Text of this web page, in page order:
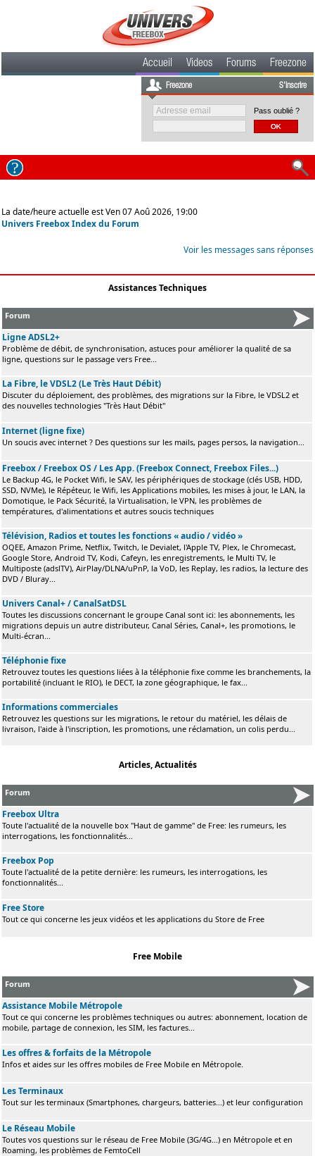
Accueil Videos Forums Freezone
Freezone S'inscrire
Pass oublié ?
La date/heure actuelle est Ven 07 Aoû 2026, 19:00
Univers Freebox Index du Forum
Voir les messages sans réponses
Assistances Techniques
Forum
Ligne ADSL2+
Problème de débit, de synchronisation, astuces pour améliorer la qualité de sa
ligne, questions sur le passage vers Free...
La Fibre, le VDSL2 (Le Très Haut Débit)
Discuter du déploiement, des problèmes, des migrations sur la Fibre, le VDSL2 et
des nouvelles technologies "Très Haut Débit"
Internet (ligne fixe)
Un soucis avec internet ? Des questions sur les mails, pages persos, la navigation...
Freebox / Freebox OS / Les App. (Freebox Connect, Freebox Files...)
Le Backup 4G, le Pocket Wifi, le SAV, les périphériques de stockage (clés USB, HDD,
SSD, NVMe), le Répéteur, le Wifi, les Applications mobiles, les mises à jour, le LAN, la
Domotique, le Pack Sécurité, la Virtualisation, le VPN, les problèmes de
températures, d'alimentations et autres soucis techniques
Télévision, Radios et toutes les fonctions « audio / vidéo »
OQEE, Amazon Prime, Netflix, Twitch, le Devialet, l'Apple TV, Plex, le Chromecast,
Google Store, Android TV, Kodi, Cafeyn, les enregistrements, le Multi TV, le
Multiposte (adslTV), AirPlay/DLNA/uPnP, la VoD, les Replay, les radios, la lecture des
DVD / Bluray...
Univers Canal+ / CanalSatDSL
Toutes les discussions concernant le groupe Canal sont ici: les abonnements, les
migrations depuis un autre distributeur, Canal Séries, Canal+, les promotions, le
Multi-écran...
Téléphonie fixe
Retrouvez toutes les questions liées à la téléphonie fixe comme les branchements, la
portabilité (incluant le RIO), le DECT, la zone géographique, le fax...
Informations commerciales
Retrouvez les questions sur les migrations, le retour du matériel, les délais de
livraison, l'aide à l'inscription, les promotions, une réclamation, un colis perdu...
Articles, Actualités
Forum
Freebox Ultra
Toute l'actualité de la nouvelle box "Haut de gamme" de Free: les rumeurs, les
interrogations, les fonctionnalités...
Freebox Pop
Toute l'actualité de la petite dernière: les rumeurs, les interrogations, les
fonctionnalités...
Free Store
Tout ce qui concerne les jeux vidéos et les applications du Store de Free
Free Mobile
Forum
Assistance Mobile Métropole
Tout ce qui concerne les problèmes techniques ou autres: abonnement, location de
mobile, partage de connexion, les SIM, les factures...
Les offres & forfaits de la Métropole
Infos et aides sur les offres mobiles de Free Mobile en Métropole.
Les Terminaux
Tout sur les terminaux (Smartphones, chargeurs, batteries...) et leur configuration
Le Réseau Mobile
Toutes vos questions sur le réseau de Free Mobile (3G/4G...) en Métropole et en
Roaming, les problèmes de FemtoCell